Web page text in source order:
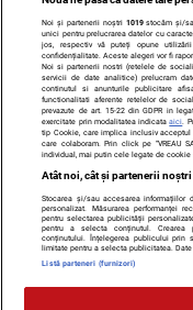
Contact
Citarea se poate face în
(site-uri, instituţii mass-
Noi și partenerii noștri 1019stocăm și/
unici pentru prelucrarea datelor cu
jos, respectiv vă puteți opune
confidențialitate. Aceste alegeri vor fi
Noi si partenerii nostri (retelele de
servicii de date analitice) prelucram
continutul si anunturile publicitare
functionalitati aferente retelelor de
prevazute de art. 15-22 din GDPR in
exercitate prin modalitatea indicataaici .
tip Cookie, care implica inclusiv
care colaboram. Prin click pe “VREAU
individual, mai putin cele legate de
Atât noi, cât și partenerii
Stocarea și/sau accesarea informațiilor
personalizat. Măsurarea performanței
pentru selectarea publicității
pentru a selecta conținutul. Crearea
conținutului. Înțelegerea publicului
limitate pentru a selecta publicitatea.
Listă parteneri (furnizori)